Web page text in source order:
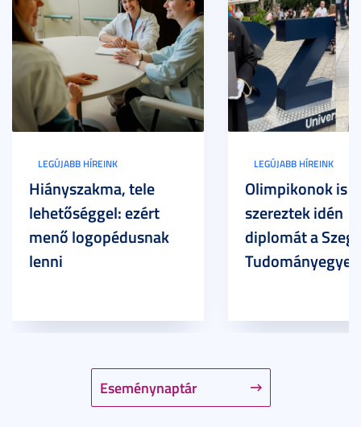
Eseménynaptár
LEGÚJABB HÍREINK
Hiányszakma, tele
lehetőséggel: ezért
menő logopédusnak
lenni
LEGÚJABB HÍREINK
Olimpikonok is
szereztek idén
diplomát a